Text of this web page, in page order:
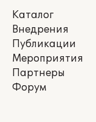
Каталог
Внедрения
Публикации
Мероприятия
Партнеры
Форум